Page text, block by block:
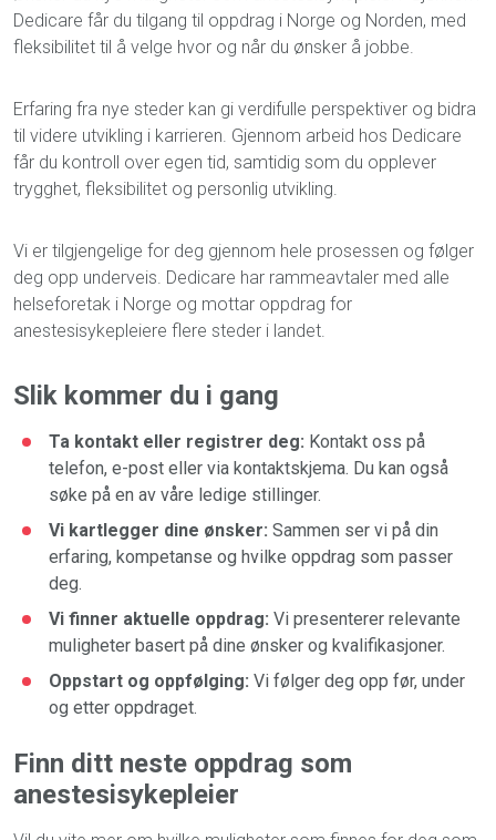
Dedicare får du tilgang til oppdrag i Norge og Norden, med
fleksibilitet til å velge hvor og når du ønsker å jobbe.
Erfaring fra nye steder kan gi verdifulle perspektiver og bidra
til videre utvikling i karrieren. Gjennom arbeid hos Dedicare
får du kontroll over egen tid, samtidig som du opplever
trygghet, fleksibilitet og personlig utvikling.
Vi er tilgjengelige for deg gjennom hele prosessen og følger
deg opp underveis. Dedicare har rammeavtaler med alle
helseforetak i Norge og mottar oppdrag for
anestesisykepleiere flere steder i landet.
Slik kommer du i gang
Ta kontakt eller registrer deg: Kontakt oss på
telefon, e-post eller via kontaktskjema. Du kan også
søke på en av våre ledige stillinger.
Vi kartlegger dine ønsker: Sammen ser vi på din
erfaring, kompetanse og hvilke oppdrag som passer
deg.
Vi finner aktuelle oppdrag: Vi presenterer relevante
muligheter basert på dine ønsker og kvalifikasjoner.
Oppstart og oppfølging: Vi følger deg opp før, under
og etter oppdraget.
Finn ditt neste oppdrag som
anestesisykepleier